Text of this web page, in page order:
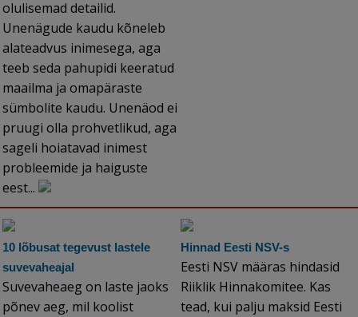
olulisemad detailid.
Unenägude kaudu kõneleb
alateadvus inimesega, aga
teeb seda pahupidi keeratud
maailma ja omapäraste
sümbolite kaudu. Unenäod ei
pruugi olla prohvetlikud, aga
sageli hoiatavad inimest
probleemide ja haiguste
eest...
10 lõbusat tegevust lastele
suvevaheajal
Suvevaheaeg on laste jaoks
põnev aeg, mil koolist
Hinnad Eesti NSV-s
Eesti NSV määras hindasid
Riiklik Hinnakomitee. Kas
tead, kui palju maksid Eesti